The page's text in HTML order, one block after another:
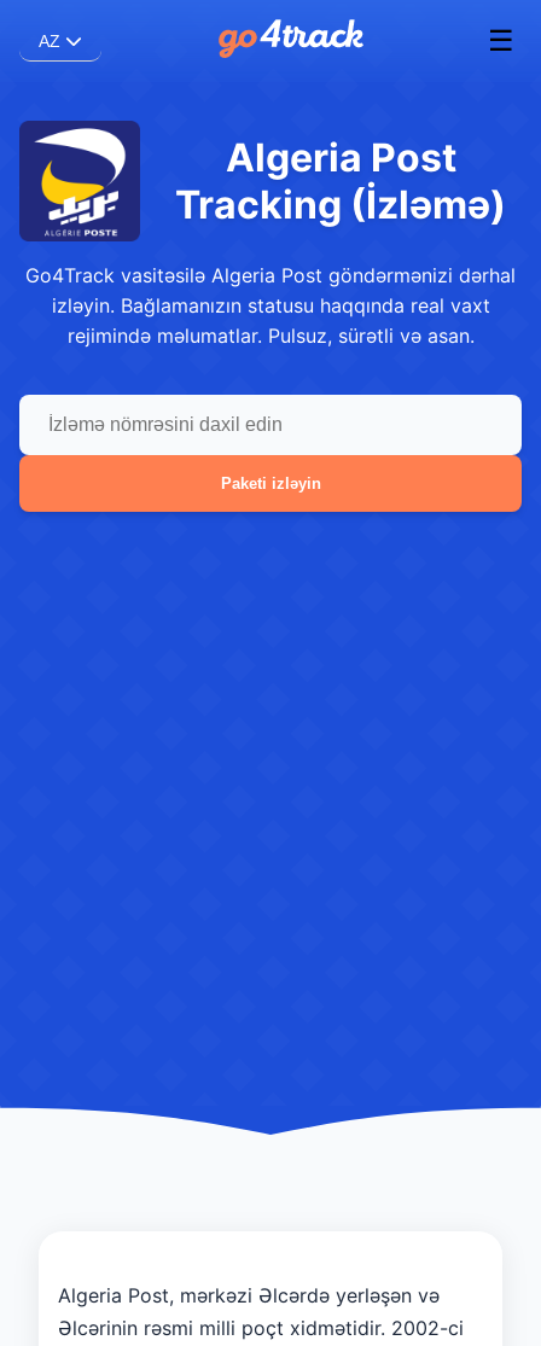
AZ ☰
Algeria Post
Tracking (İzləmə)
Go4Track vasitəsilə Algeria Post göndərmənizi dərhal
izləyin. Bağlamanızın statusu haqqında real vaxt
rejimində məlumatlar. Pulsuz, sürətli və asan.
Paketi izləyin
Algeria Post, mərkəzi Əlcərdə yerləşən və
Əlcərinin rəsmi milli poçt xidmətidir. 2002-ci